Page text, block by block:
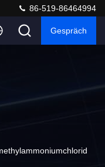
86-519-86464994
Gespräch